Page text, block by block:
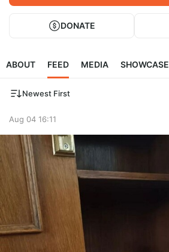
DONATE
ABOUT FEED MEDIA SHOWCASE
Newest First
Aug 04 16:11